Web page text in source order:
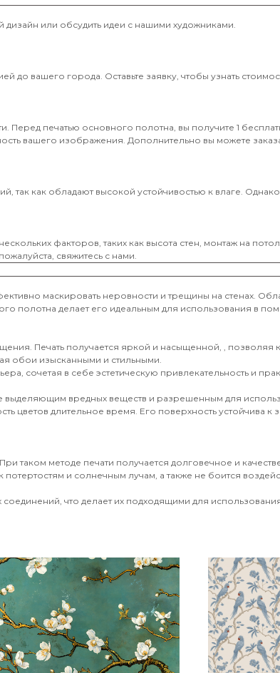
дизайн или обсудить идеи с нашими художниками.
вашего города. Оставьте заявку, чтобы узнать
Перед печатью основного полотна, вы получите 1
вашего изображения. Дополнительно вы можете
как обладают высокой устойчивостью к влаге.
факторов, таких как высота стен, монтаж на
свяжитесь с нами.
маскировать неровности и трещины на стенах.
полотна делает его идеальным для использования в
Печать получается яркой и насыщенной, , позволяя
обои изысканными и стильными.
сочетая в себе эстетическую привлекательность и
вредных веществ и разрешенным для
цветов длительное время. Его поверхность устойчива к
таком методе печати получается долговечное и
и солнечным лучам, а также не боится
что делает их подходящими для использования